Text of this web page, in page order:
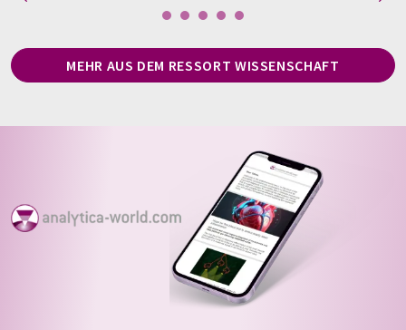
MEHR AUS DEM RESSORT WISSENSCHAFT